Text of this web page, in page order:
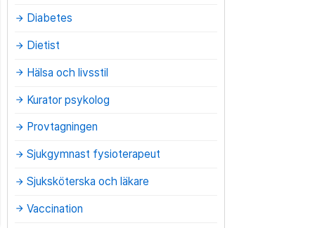
arrow_forward Diabetes
arrow_forward Dietist
arrow_forward Hälsa och livsstil
arrow_forward Kurator psykolog
arrow_forward Provtagningen
arrow_forward Sjukgymnast fysioterapeut
arrow_forward Sjuksköterska och läkare
arrow_forward Vaccination